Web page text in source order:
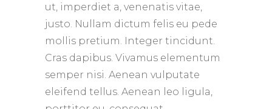
ut, imperdiet a, venenatis vitae,
justo. Nullam dictum felis eu pede
mollis pretium. Integer tincidunt.
Cras dapibus. Vivamus elementum
semper nisi. Aenean vulputate
eleifend tellus. Aenean leo ligula,